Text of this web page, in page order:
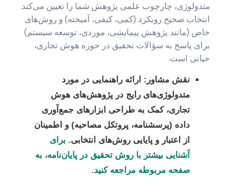
متدولوژی، چارچوب علمی پژوهش شما را تعیین می‌کند.
انتخاب صحیح رویکرد (کمی، کیفی، آمیخته) و روش‌های
خاص (مانند پژوهش پیمایشی، موردی، توسعه سیستم)
برای پاسخ به سؤالات تحقیق در حوزه هوش تجاری،
حیاتی است.
نقش مشاور: ارائه راهنمایی در مورد
متدولوژی‌های رایج در پژوهش‌های هوش
تجاری، کمک به طراحی ابزارهای جمع‌آوری
داده (پرسشنامه، پروتکل مصاحبه) و اطمینان
از اعتبار و پایایی روش‌های انتخابی. برای
آشنایی بیشتر با روش تحقیق در پایان‌نامه، به
صفحه مربوطه مراجعه کنید.